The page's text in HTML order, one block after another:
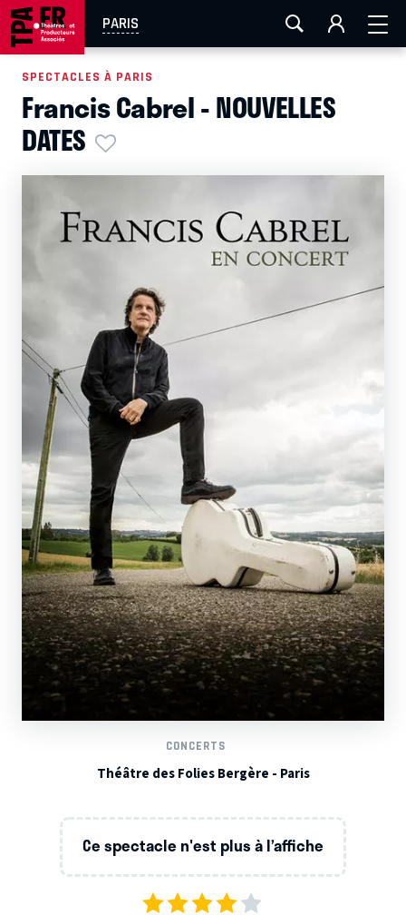
PARIS
AIX-MARSEILLE LA ROCHELLE
EN TOURNÉE
SPECTACLES À PARIS
Francis Cabrel - NOUVELLES
DATES
CONCERTS
Théâtre des Folies Bergère - Paris
Ce spectacle n'est plus à l’affiche